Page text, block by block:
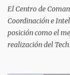
interesados deben
El Centro de
Coordinación e
posición como el
realización del